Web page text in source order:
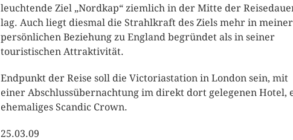
leuchtende Ziel „Nordkap“ ziemlich in der Mitte der
lag. Auch liegt diesmal die Strahlkraft des Ziels mehr in meiner
persönlichen Beziehung zu England begründet als in seiner
touristischen Attraktivität.
Endpunkt der Reise soll die Victoriastation in London sein, mit
einer Abschlussübernachtung im direkt dort gelegenen Hotel,
ehemaliges Scandic Crown.
25.03.09